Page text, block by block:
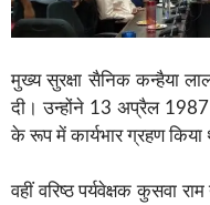
मुख्य सुरक्षा सैनिक कन्हैया
दी। उन्होंने 13 अप्रैल 1987
के रूप में कार्यभार ग्रहण किया
वहीं वरिष्ठ पर्यवेक्षक कुसवा